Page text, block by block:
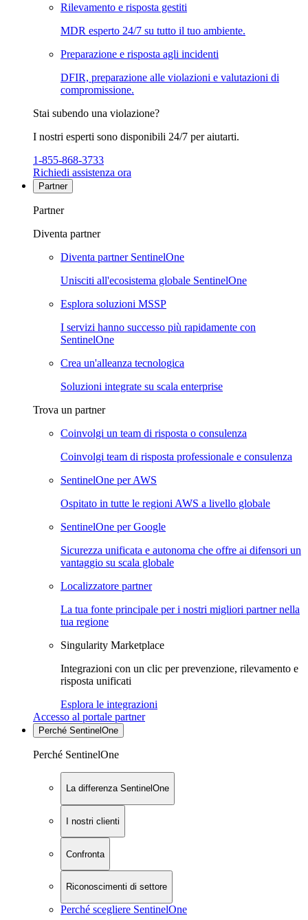
Rilevamento e risposta gestiti
MDR esperto 24/7 su tutto il tuo ambiente.
Preparazione e risposta agli incidenti
DFIR, preparazione alle violazioni e valutazioni di
compromissione.
Stai subendo una violazione?
I nostri esperti sono disponibili 24/7 per aiutarti.
1-855-868-3733
Richiedi assistenza ora
Partner
Partner
Diventa partner
Diventa partner SentinelOne
Unisciti all'ecosistema globale SentinelOne
Esplora soluzioni MSSP
I servizi hanno successo più rapidamente con
SentinelOne
Crea un'alleanza tecnologica
Soluzioni integrate su scala enterprise
Trova un partner
Coinvolgi un team di risposta o consulenza
Coinvolgi team di risposta professionale e consulenza
SentinelOne per AWS
Ospitato in tutte le regioni AWS a livello globale
SentinelOne per Google
Sicurezza unificata e autonoma che offre ai difensori un
vantaggio su scala globale
Localizzatore partner
La tua fonte principale per i nostri migliori partner nella
tua regione
Singularity Marketplace
Integrazioni con un clic per prevenzione, rilevamento e
risposta unificati
Esplora le integrazioni
Accesso al portale partner
Perché SentinelOne
Perché SentinelOne
La differenza SentinelOne
I nostri clienti
Confronta
Riconoscimenti di settore
Perché scegliere SentinelOne